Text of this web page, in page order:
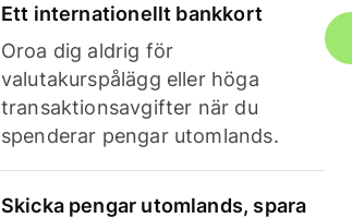
Ett internationellt bankkort
Oroa dig aldrig för
valutakurspålägg eller höga
transaktionsavgifter när du
spenderar pengar utomlands.
Skicka pengar utomlands, spara